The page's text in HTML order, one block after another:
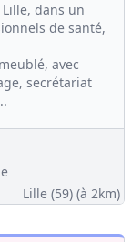
Lille, dans un
de santé,
avec
secrétariat
Lille (59) (à 2km)